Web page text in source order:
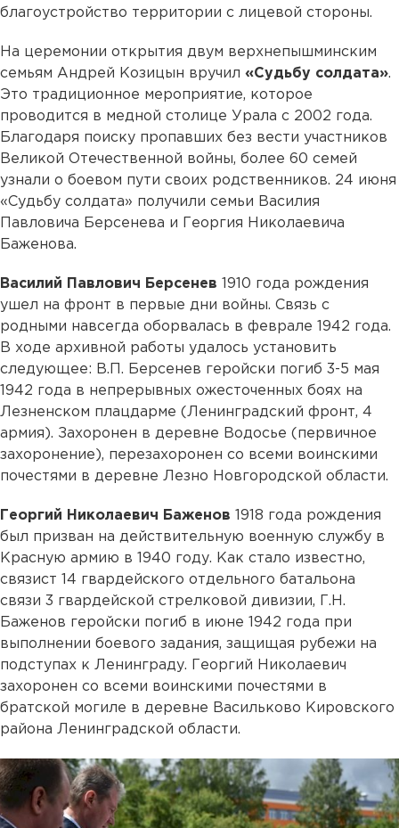
благоустройство территории с лицевой стороны.
На церемонии открытия двум верхнепышминским
семьям Андрей Козицын вручил «Судьбу солдата».
Это традиционное мероприятие, которое
проводится в медной столице Урала с 2002 года.
Благодаря поиску пропавших без вести участников
Великой Отечественной войны, более 60 семей
узнали о боевом пути своих родственников. 24 июня
«Судьбу солдата» получили семьи Василия
Павловича Берсенева и Георгия Николаевича
Баженова.
Василий Павлович Берсенев
1910 года рождения
ушел на фронт в первые дни войны. Связь с
родными навсегда оборвалась в феврале 1942 года.
В ходе архивной работы удалось установить
следующее: В.П. Берсенев геройски погиб 3-5 мая
1942 года в непрерывных ожесточенных боях на
Лезненском плацдарме (Ленинградский фронт, 4
армия). Захоронен в деревне Водосье (первичное
захоронение), перезахоронен со всеми воинскими
почестями в деревне Лезно Новгородской области.
Георгий Николаевич Баженов 1918 года рождения
был призван на действительную военную службу в
Красную армию в 1940 году. Как стало известно,
связист 14 гвардейского отдельного батальона
связи 3 гвардейской стрелковой дивизии, Г.Н.
Баженов геройски погиб в июне 1942 года при
выполнении боевого задания, защищая рубежи на
подступах к Ленинграду. Георгий Николаевич
захоронен со всеми воинскими почестями в
братской могиле в деревне Васильково Кировского
района Ленинградской области.